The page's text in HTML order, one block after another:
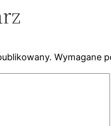
Wymagane